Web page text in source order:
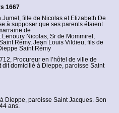
1667
fille de Nicolas et Elizabeth De
à supposer que ses parents étaient
de :
Nicolas, Sr de Mommirel,
Rémy, Jean Louis Vildieu, fils de
Saint Rémy
Procureur en l’hôtel de ville de
domicilié à Dieppe, paroisse Saint
Dieppe, paroisse Saint Jacques. Son
ans.